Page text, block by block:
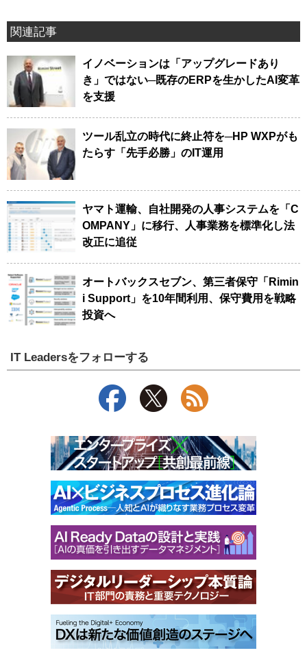
関連記事
イノベーションは「アップグレードあり
き」ではない─既存のERPを生かしたAI変革
を支援
ツール乱立の時代に終止符を─HP WXPがも
たらす「先手必勝」のIT運用
ヤマト運輸、自社開発の人事システムを「C
OMPANY」に移行、人事業務を標準化し法
改正に追従
オートバックスセブン、第三者保守「Rimin
i Support」を10年間利用、保守費用を戦略
投資へ
IT Leadersをフォローする